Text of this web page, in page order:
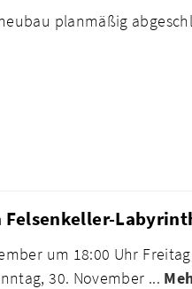
planmäßig
Felsenkeller-
um 18:00 Uhr
30. November ...